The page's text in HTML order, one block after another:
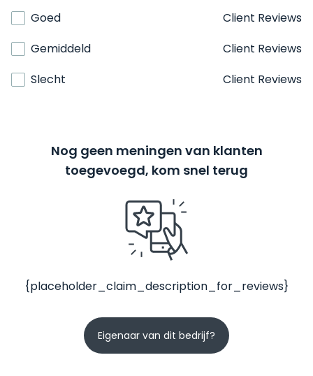
Goed
Client Reviews
Gemiddeld
Client Reviews
Slecht
Client Reviews
Nog geen meningen van klanten
toegevoegd, kom snel terug
{placeholder_claim_description_for_reviews}
Eigenaar van dit bedrijf?